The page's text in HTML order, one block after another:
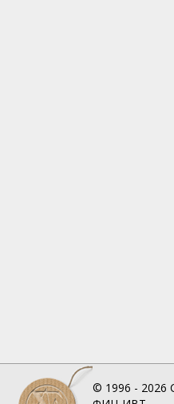
© 1996 - 2026